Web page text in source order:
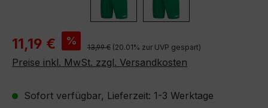
Verkaufspreis:
11,19 € % Regulärer Preis:
13,99 € (20.01% zur UVP gespart)
Preise inkl. MwSt. zzgl. Versandkosten
Sofort verfügbar, Lieferzeit: 1-3 Werktage